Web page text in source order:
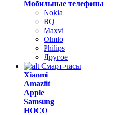
Мобильные телефоны
Nokia
BQ
Maxvi
Olmio
Philips
Другое
Смарт-часы
Xiaomi
Amazfit
Apple
Samsung
HOCO